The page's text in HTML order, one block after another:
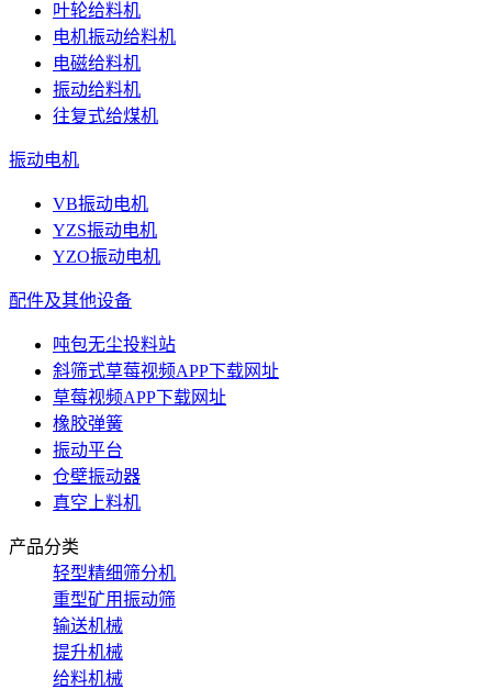
叶轮给料机
电机振动给料机
电磁给料机
振动给料机
往复式给煤机
振动电机
VB振动电机
YZS振动电机
YZO振动电机
配件及其他设备
吨包无尘投料站
斜筛式草莓视频APP下载网址
草莓视频APP下载网址
橡胶弹簧
振动平台
仓壁振动器
真空上料机
产品分类
轻型精细筛分机
重型矿用振动筛
输送机械
提升机械
给料机械